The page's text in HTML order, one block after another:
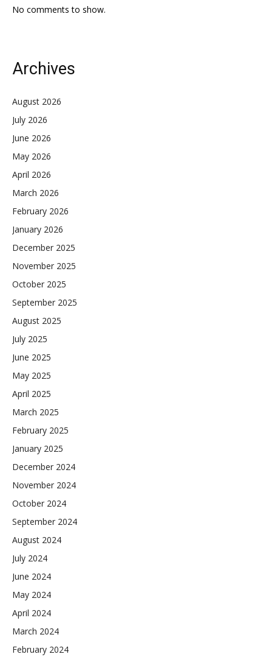
No comments to show.
Archives
August 2026
July 2026
June 2026
May 2026
April 2026
March 2026
February 2026
January 2026
December 2025
November 2025
October 2025
September 2025
August 2025
July 2025
June 2025
May 2025
April 2025
March 2025
February 2025
January 2025
December 2024
November 2024
October 2024
September 2024
August 2024
July 2024
June 2024
May 2024
April 2024
March 2024
February 2024